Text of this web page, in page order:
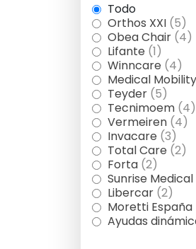
Todo
Orthos XXI (5)
Obea Chair (4)
Lifante (1)
Winncare (4)
Medical Mobility
Teyder (5)
Tecnimoem (4)
Vermeiren (4)
Invacare (3)
Total Care (2)
Forta (2)
Sunrise Medical
Libercar (2)
Moretti España
Ayudas